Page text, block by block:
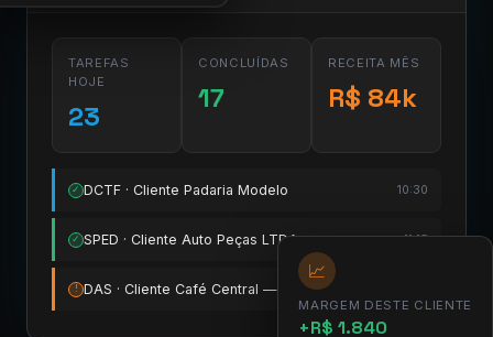
TAREFAS
HOJE
23
CONCLUÍDAS
17
RECEITA MÊS
R$ 84k
✓ DCTF · Cliente Padaria Modelo 10:30
✓ SPED · Cliente Auto Peças LTDA 11:15
! DAS · Cliente Café Central — vence amanhã
📈
MARGEM DESTE CLIENTE
+R$ 1.840